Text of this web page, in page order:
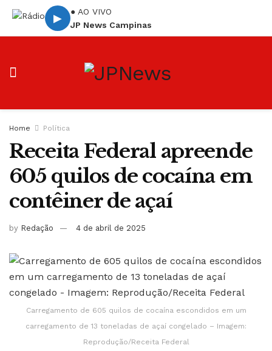
▶
● AO VIVO
JP News Campinas
Home Política
Receita Federal apreende
605 quilos de cocaína em
contêiner de açaí
by Redação 4 de abril de 2025
Carregamento de 605 quilos de cocaína escondidos em um
carregamento de 13 toneladas de açaí congelado – Imagem:
Reprodução/Receita Federal